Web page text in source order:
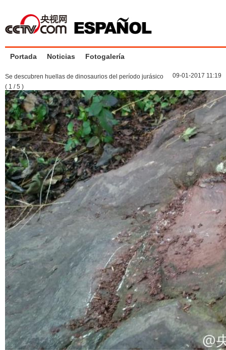
Portada Noticias Fotogalería
Se descubren huellas de dinosaurios del período jurásico
( 1 /5 )
09-01-2017 11:19